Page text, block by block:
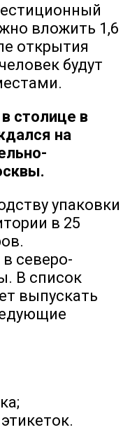
вложить 1,6
открытия
будут
столице в
на
упаковки
в 25
северо-
В список
выпускать